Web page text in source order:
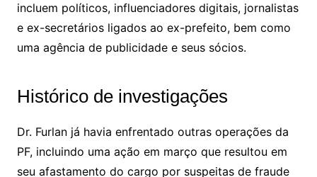
incluem políticos, influenciadores digitais, jornalistas
e ex-secretários ligados ao ex-prefeito, bem como
uma agência de publicidade e seus sócios.
Histórico de investigações
Dr. Furlan já havia enfrentado outras operações da
PF, incluindo uma ação em março que resultou em
seu afastamento do cargo por suspeitas de fraude